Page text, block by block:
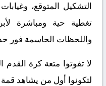
التشكيل المتوقع،
تغطية حية ومباشرة
واللحظات الحاسمة فور
لا تفوتوا متعة كرة
لتكونوا أول من يشاهد قمة